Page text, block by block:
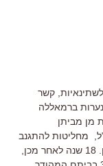
קשר
ברמאללה
נערות בנות 15 חומקות מן מביתן
מחליטות להתגנב
לירושלים היהודית כדי לראות סרט עם מל גיבסון. 18 שנה לאחר מכן,